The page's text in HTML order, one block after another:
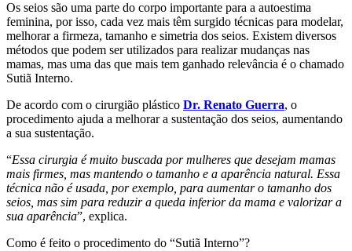
Os seios são uma parte do corpo importante para a autoestima
feminina, por isso, cada vez mais têm surgido técnicas para modelar,
melhorar a firmeza, tamanho e simetria dos seios. Existem diversos
métodos que podem ser utilizados para realizar mudanças nas
mamas, mas uma das que mais tem ganhado relevância é o chamado
Sutiã Interno.
De acordo com o cirurgião plástico Dr. Renato Guerra, o
procedimento ajuda a melhorar a sustentação dos seios, aumentando
a sua sustentação.
“Essa cirurgia é muito buscada por mulheres que desejam mamas
mais firmes, mas mantendo o tamanho e a aparência natural. Essa
técnica não é usada, por exemplo, para aumentar o tamanho dos
seios, mas sim para reduzir a queda inferior da mama e valorizar a
sua aparência”, explica.
Como é feito o procedimento do “Sutiã Interno”?